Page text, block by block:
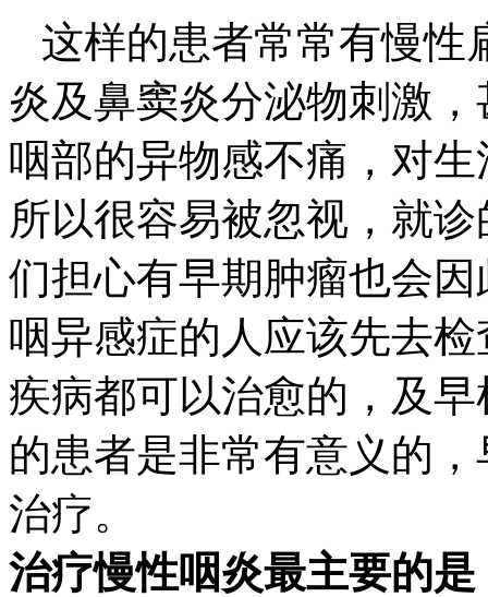
这样的患者常常有慢性
炎及鼻窦炎分泌物刺激
咽部的异物感不痛，对
所以很容易被忽视，就
们担心有早期肿瘤也会
咽异感症的人应该先去
疾病都可以治愈的，及
的患者是非常有意义的
治疗。
治疗慢性咽炎最主要的是